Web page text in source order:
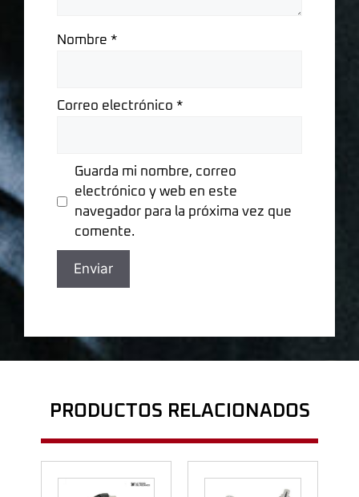
Nombre *
Correo electrónico *
Guarda mi nombre, correo
electrónico y web en este
navegador para la próxima vez que
comente.
PRODUCTOS RELACIONADOS